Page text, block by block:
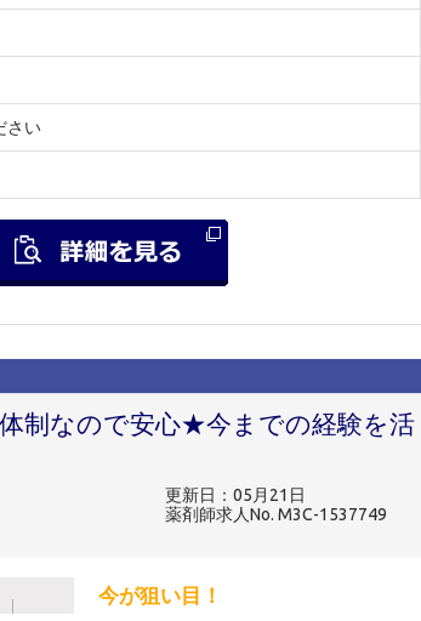
さい
制なので安心★今までの経験を活
更新日：05月21日
薬剤師求人No. M3C-1537749
今が狙い目！